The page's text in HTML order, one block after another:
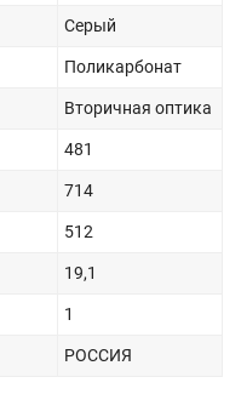
Серый
Поликарбонат
Вторичная оптика
481
714
512
19,1
1
РОССИЯ